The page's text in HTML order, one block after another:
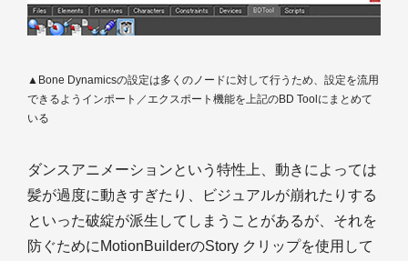
▲Bone Dynamicsの設定は多くのノードに対して行うため、設定を流用
できるようインポート／エクスポート機能を上記のBD Toolにまとめて
いる
ダンスアニメーションという特性上、動きによっては
髪が過度に動きすぎたり、ビジュアルが崩れたりする
といった破綻が派生してしまうことがあるが、それを
防ぐためにMotionBuilderのStory クリップを使用して